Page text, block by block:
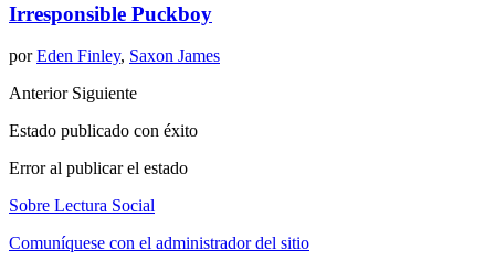
Irresponsible Puckboy
porEden Finley, Saxon James
Anterior Siguiente
Estado publicado con éxito
Error al publicar el estado
Sobre Lectura Social
Comuníquese con el administrador del sitio